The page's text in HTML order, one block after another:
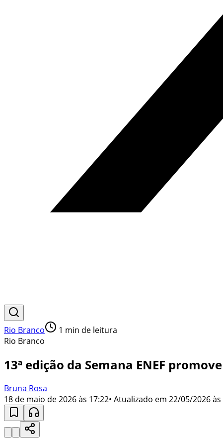
Rio Branco 1 min de leitura
Rio Branco
13ª edição da Semana ENEF
Bruna Rosa
18 de maio de 2026 às 17:22• Atualizado em 22/05/2026 às